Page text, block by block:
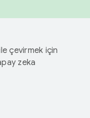
çevirmek için
zeka